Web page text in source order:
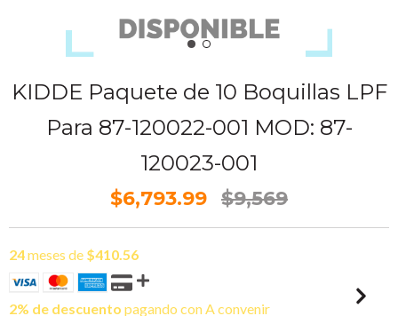
KIDDE Paquete de 10 Boquillas LPF
Para 87-120022-001 MOD: 87-
120023-001
$6,793.99 $9,569
24meses de $410.56
2% de descuento pagando con A convenir